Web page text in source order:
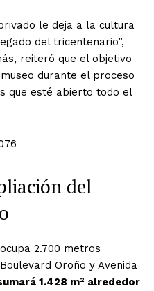
le deja a la cultura
del tricentenario”,
reiteró que el objetivo
durante el proceso
que esté abierto todo el
del
2.700 metros
Oroño y Avenida
1.428 m² alrededor